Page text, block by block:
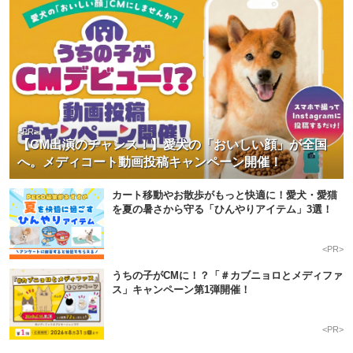
【CM出演のチャンス！】愛犬の「おいしい顔」が全国
へ。メディコート動画投稿キャンペーン開催！
<PR>
カート移動やお散歩がもっと快適に！愛犬・愛猫
を夏の暑さから守る「ひんやりアイテム」3選！
<PR>
うちの子がCMに！？「＃カブニョロとメディファ
ス」キャンペーン第1弾開催！
<PR>